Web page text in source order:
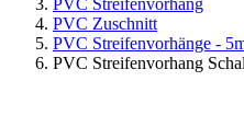
PVC Zuschnitt
PVC Streifenvorhänge -
PVC Streifenvorhang